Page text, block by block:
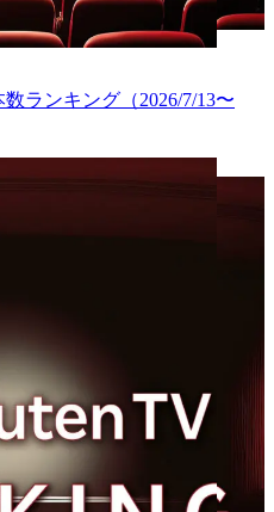
数ランキング（2026/7/13〜